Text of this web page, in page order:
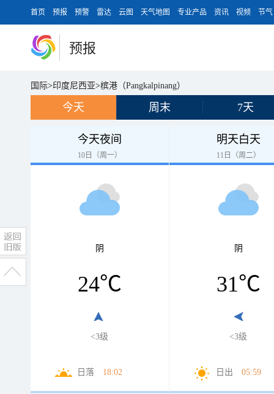
首页 预报 预警 雷达 云图 天气地图 专业产品 资讯 视频 节气
预报
国际>印度尼西亚>槟港（Pangkalpinang）
今天 周末 7天
今天夜间
10日（周一）
阴
24℃
<3级
日落 18:02
明天白天
11日（周二）
阴
31℃
<3级
日出 05:59